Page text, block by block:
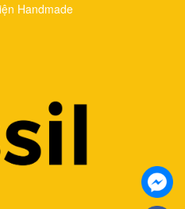
Handmade